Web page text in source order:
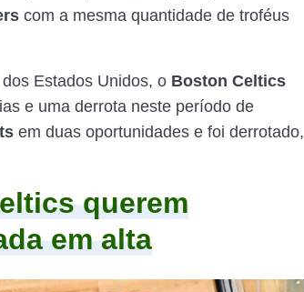
com a mesma quantidade de troféus
Estados Unidos, o Boston Celtics
e uma derrota neste período de
em duas oportunidades e foi derrotado,
querem
em alta